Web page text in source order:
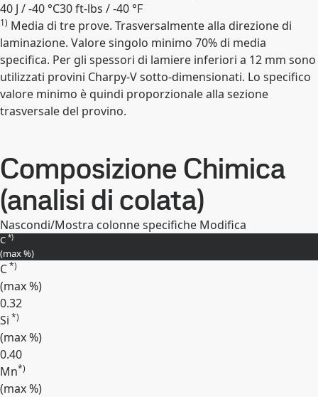
40 J / -40 °C30 ft-lbs / -40 °F
Espandi
1) Media di tre prove. Trasversalmente alla direzione di
laminazione. Valore singolo minimo 70% di media
specifica. Per gli spessori di lamiere inferiori a 12 mm sono
utilizzati provini Charpy-V sotto-dimensionati. Lo specifico
valore minimo è quindi proporzionale alla sezione
trasversale del provino.
Composizione Chimica
(analisi di colata)
Nascondi/Mostra colonne specifiche Modifica
C *)
(max%)
C*)
(max%)
0.32
Si *)
(max%)
0.40
Mn*)
(max%)